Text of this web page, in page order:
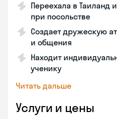
Переехала в Таиланд
при посольстве
Создает дружескую
и общения
Находит
ученику
Читать дальше
Услуги и цены